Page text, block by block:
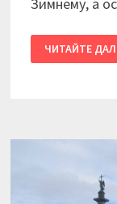
Зимнему, а
/ЧИТАЙТЕ